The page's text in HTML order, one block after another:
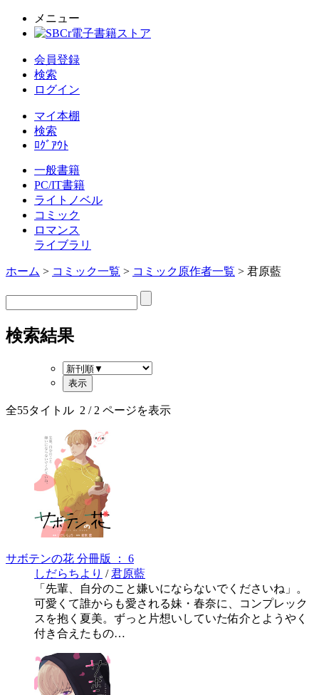
メニュー
会員登録
検索
ログイン
マイ本棚
検索
ﾛｸﾞｱｳﾄ
一般書籍
PC/IT書籍
ライトノベル
コミック
ロマンス
ライブラリ
ホーム > コミック一覧 > コミック原作者一覧 > 君原藍
検索結果
全55タイトル 2 / 2 ページを表示
サボテンの花 分冊版 ： 6
しだらちより /君原藍
「先輩、自分のこと嫌いにならないでくださいね」。
可愛くて誰からも愛される妹・春奈に、コンプレック
スを抱く夏美。ずっと片想いしていた佑介とようやく
付き合えたもの…